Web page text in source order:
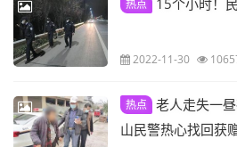
热点 15个小时！
2022-11-30
热点
老人走失一
山民警热心找回获